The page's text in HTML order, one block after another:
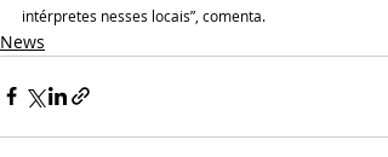
intérpretes nesses locais”, comenta.
News